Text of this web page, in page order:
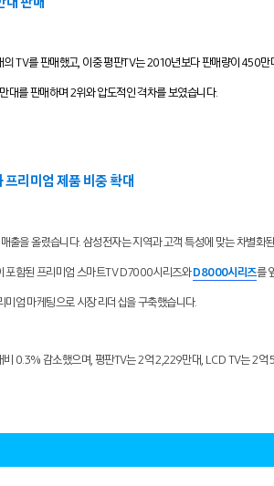
TV를 판매했고, 이중 평판TV는 2010년보다 판매량이 450
를 판매하며 2위와 압도적인 격차를 보였습니다.
리미엄 제품 비중 확대
을 올렸습니다. 삼성전자는 지역과 고객 특성에 맞는 차별
포함된 프리미엄 스마트TV D7000시리즈와D8000시리즈를
엄 마케팅으로 시장 리더십을 구축했습니다.
비 0.3% 감소했으며, 평판TV는 2억 2,229만대, LCD TV는 2억